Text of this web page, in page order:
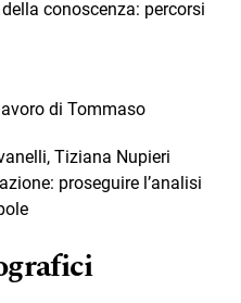
conoscenza: percorsi
di Tommaso
Tiziana Nupieri
proseguire l’analisi